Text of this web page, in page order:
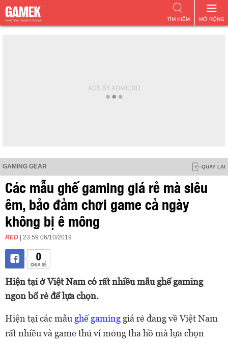
MỞ RỘNG
TÌM KIẾM
GAMING GEAR QUAY LẠI
Các mẫu ghế gaming giá rẻ mà siêu
êm, bảo đảm chơi game cả ngày
không bị ê mông
RED | 23:59 06/10/2019
0
CHIA SẺ
Hiện tại ở Việt Nam có rất nhiều mẫu ghế gaming
ngon bổ rẻ để lựa chọn.
Hiện tại các mẫu ghế gaming giá rẻ đang về Việt Nam
rất nhiều và game thủ ví mỏng tha hồ mà lựa chọn